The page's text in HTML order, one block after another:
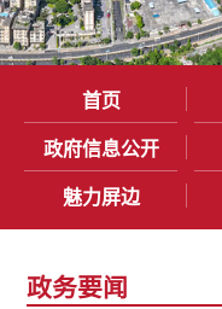
首页
政府信息公开
魅力屏边
政务要闻